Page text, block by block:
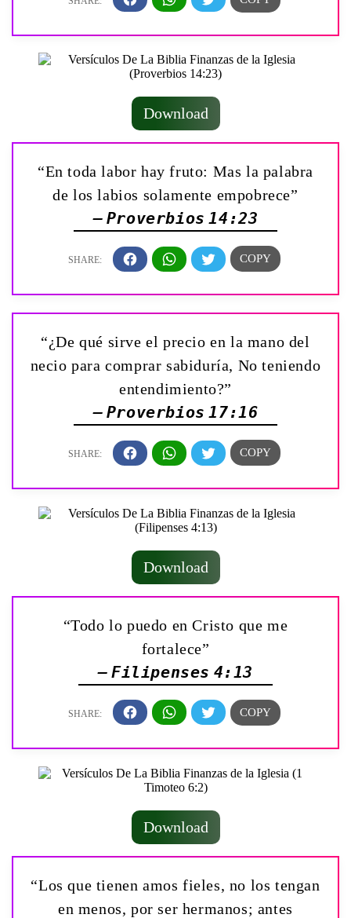
Download
“En toda labor hay fruto: Mas la palabra
de los labios solamente empobrece”
— Proverbios 14:23
“¿De qué sirve el precio en la mano del
necio para comprar sabiduría, No teniendo
entendimiento?”
— Proverbios 17:16
Download
“Todo lo puedo en Cristo que me
fortalece”
— Filipenses 4:13
Download
“Los que tienen amos fieles, no los tengan
en menos, por ser hermanos; antes